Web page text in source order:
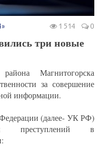
1 514 0
три новые
Магнитогорска
за совершение
информации.
(далее- УК РФ)
преступлений в